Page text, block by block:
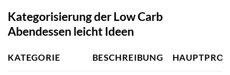
Kategorisierung der Low Carb
Abendessen leicht Ideen
KATEGORIE BESCHREIBUNG